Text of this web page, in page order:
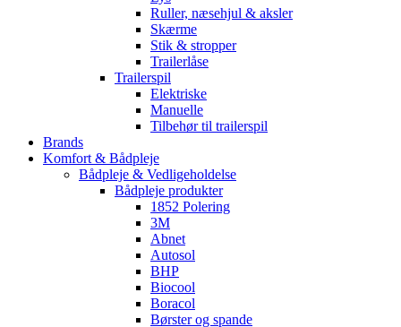
Ruller, næsehjul & aksler
Skærme
Stik & stropper
Trailerlåse
Trailerspil
Elektriske
Manuelle
Tilbehør til trailerspil
Brands
Komfort & Bådpleje
Bådpleje & Vedligeholdelse
Bådpleje produkter
1852 Polering
3M
Abnet
Autosol
BHP
Biocool
Boracol
Børster og spande